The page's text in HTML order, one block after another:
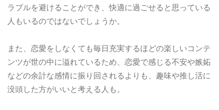
ラブルを避けることができ、快適に過ごせると思っている
人もいるのではないでしょうか。
また、恋愛をしなくても毎日充実するほどの楽しいコンテ
ンツが世の中に溢れているため、恋愛で感じる不安や嫉妬
などの余計な感情に振り回されるよりも、趣味や推し活に
没頭した方がいいと考える人も。